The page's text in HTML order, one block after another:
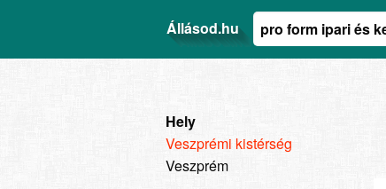
Állásod.hu
Hely
Veszprémi kistérség
Veszprém